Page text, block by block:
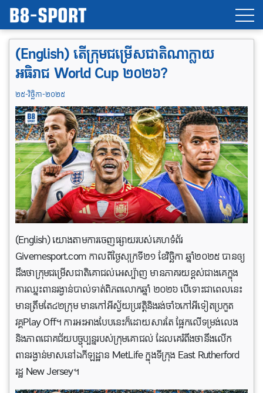
(English) តើក្រុមជម្រើសជាតិណាក្លាយ
អធិរាជ World Cup ២០២៦?
២៥-វិច្ឆិកា-២០២៥
(English) យោងតាមការចេញផ្សាយរបស់គេហទំព័រ
Givemesport.com កាលពីថ្ងៃសុក្រទី២១​ ខែវិច្ឆិកា ឆ្នាំ២០២៥ បានឲ្យ
ដឹងថាក្រុមជម្រើសជាតិគោជល់អេស្ប៉ាញ មានភាគរយខ្ពស់ជាងគេក្នុង
ការឈ្នះពានរង្វាន់បាល់ទាត់ពិភពលោកឆ្នាំ ២០២៦ បើទោះជាពេលនេះ
មានត្រឹមតែ៤២ក្រុម មានកៅអីស្វ័យប្រវត្តិនិងរង់ចាំ៦កៅអីទៀតប្រកួត
វគ្គPlay Off។ ការអះអាងបែបនេះក៏ដោយសារតែ ផ្អែកលើទម្រង់លេង
និងភាពជោគជ័យបច្ចុប្បន្នរបស់ក្រុមគោជល់ ដែលគេរំពឹងថានឹងលើក
ពានរង្វាន់មាសនៅឯកីឡដ្ឋាន MetLife ក្នុងទីក្រុង East Rutherford
រដ្ឋ New Jersey។